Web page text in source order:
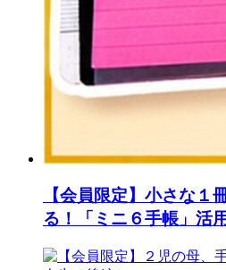
【会員限定】小さな１
る！「ミニ６手帳」活